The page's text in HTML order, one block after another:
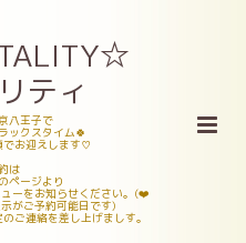
ティ
八王子で
ックスタイム🍀
でお迎えします♡
は
ページより
ーをお知らせください。(❤️
がご予約可能日です)
ご連絡を差し上げましす。